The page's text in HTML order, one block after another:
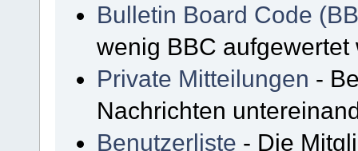
Bulletin Board Code
wenig BBC aufgewertet
Private Mitteilungen -
Nachrichten
Benutzerliste - Die